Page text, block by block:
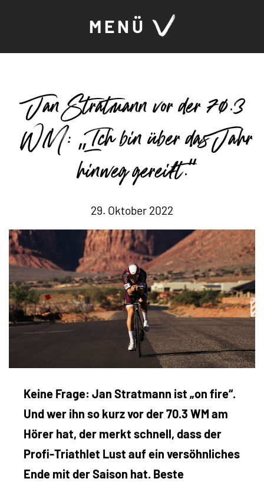
MENÜ
Jan Stratmann vor der 70.3
WM: „Ich bin über das Jahr
hinweg gereift.“
29. Oktober 2022
Keine Frage: Jan Stratmann ist „on fire“.
Und wer ihn so kurz vor der 70.3 WM am
Hörer hat, der merkt schnell, dass der
Profi-Triathlet Lust auf ein versöhnliches
Ende mit der Saison hat. Beste